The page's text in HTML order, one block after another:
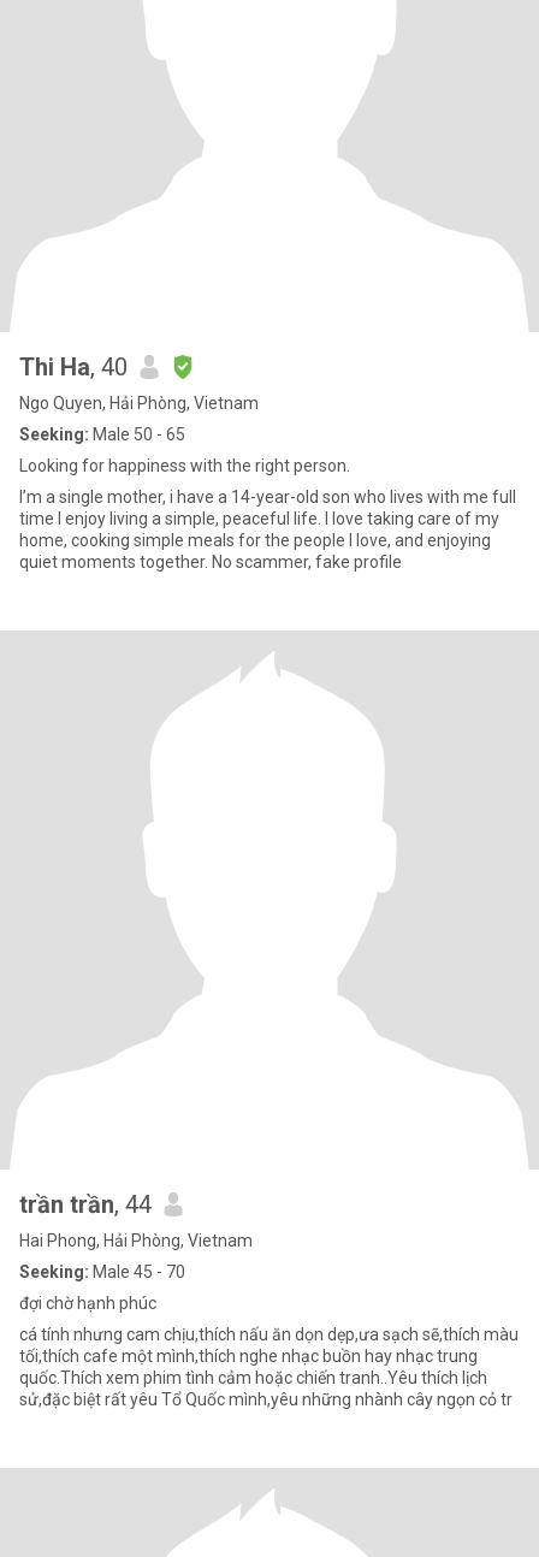
Thi Ha, 40
Ngo Quyen, Hải Phòng, Vietnam
Seeking: Male 50 - 65
Looking for happiness with the right person.
I’m a single mother, i have a 14-year-old son who lives with me full
time I enjoy living a simple, peaceful life. I love taking care of my
home, cooking simple meals for the people I love, and enjoying
quiet moments together. No scammer, fake profile
trần trần, 44
Hai Phong, Hải Phòng, Vietnam
Seeking: Male 45 - 70
đợi chờ hạnh phúc
cá tính nhưng cam chịu,thích nấu ăn dọn dẹp,ưa sạch sẽ,thích màu
tối,thích cafe một mình,thích nghe nhạc buồn hay nhạc trung
quốc.Thích xem phim tình cảm hoặc chiến tranh..Yêu thích lịch
sử,đặc biệt rất yêu Tổ Quốc mình,yêu những nhành cây ngọn cỏ tr